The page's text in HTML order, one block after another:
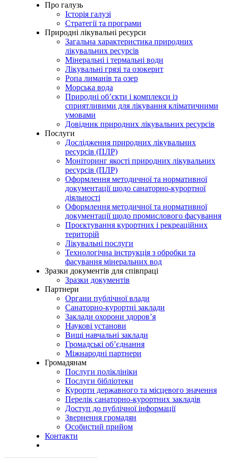
Про галузь
Історія галузі
Стратегії та програми
Природні лікувальні ресурси
Загальна характеристика природних
лікувальних ресурсів
Мінеральні і термальні води
Лікувальні грязі та озокерит
Ропа лиманів та озер
Морська вода
Природні об’єкти і комплекси із
сприятливими для лікування кліматичними
умовами
Довідник природних лікувальних ресурсів
Послуги
Дослідження природних лікувальних
ресурсів (ПЛР)
Моніторинг якості природних лікувальних
ресурсів (ПЛР)
Оформлення методичної та нормативної
документації щодо санаторно-курортної
діяльності
Оформлення методичної та нормативної
документації щодо промислового фасування
Проєктування курортних і рекреаційних
територій
Лікувальні послуги
Технологічна інструкція з обробки та
фасування мінеральних вод
Зразки документів для співпраці
Зразки документів
Партнери
Органи публічної влади
Санаторно-курортні заклади
Заклади охорони здоров’я
Наукові установи
Вищі навчальні заклади
Громадські об’єднання
Міжнародні партнери
Громадянам
Послуги поліклініки
Послуги бібліотеки
Курорти державного та місцевого значення
Перелік санаторно-курортних закладів
Доступ до публічної інформації
Звернення громадян
Особистий прийом
Контакти